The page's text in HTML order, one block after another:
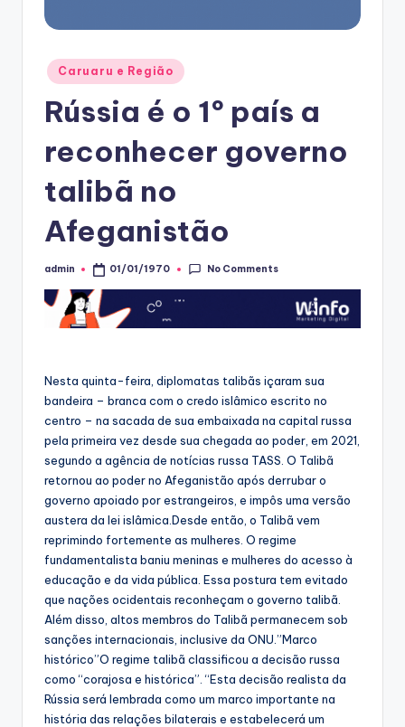
Posted
in
Caruaru e Região
Rússia é o 1º país a
reconhecer governo
talibã no
Afeganistão
Posted
admin 01/01/1970 No Comments
Nesta quinta-feira, diplomatas talibãs içaram sua
bandeira – branca com o credo islâmico escrito no
centro – na sacada de sua embaixada na capital russa
pela primeira vez desde sua chegada ao poder, em 2021,
segundo a agência de notícias russa TASS. O Talibã
retornou ao poder no Afeganistão após derrubar o
governo apoiado por estrangeiros, e impôs uma versão
austera da lei islâmica.Desde então, o Talibã vem
reprimindo fortemente as mulheres. O regime
fundamentalista baniu meninas e mulheres do acesso à
educação e da vida pública. Essa postura tem evitado
que nações ocidentais reconheçam o governo talibã.
Além disso, altos membros do Talibã permanecem sob
sanções internacionais, inclusive da ONU.”Marco
histórico”O regime talibã classificou a decisão russa
como “corajosa e histórica”. “Esta decisão realista da
Rússia será lembrada como um marco importante na
história das relações bilaterais e estabelecerá um